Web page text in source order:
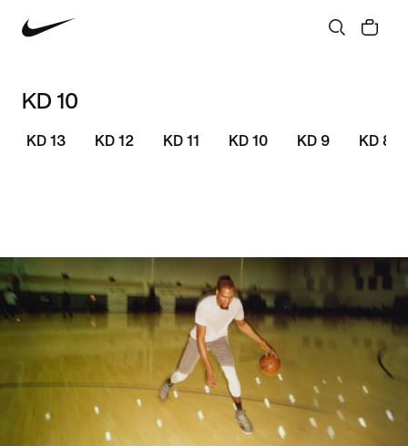
KD 10
KD 13 KD 12 KD 11 KD 10 KD 9 KD 8